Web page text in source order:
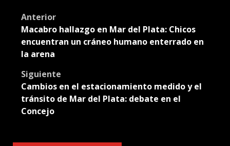
Post
navigation
Anterior
Macabro hallazgo en Mar del Plata: Chicos
encuentran un cráneo humano enterrado en
la arena
Siguiente
Cambios en el estacionamiento medido y el
tránsito de Mar del Plata: debate en el
Concejo